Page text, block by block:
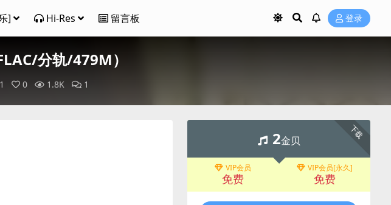
] Hi-Res 留言板 登录
分轨/479M）
1 0 1.8K 1
下载
2金贝
VIP会员
免费
VIP会员[永久]
免费